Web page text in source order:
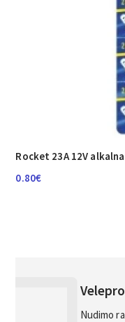
Rocket 23A 12V alkalna
0.80€
Nudimo